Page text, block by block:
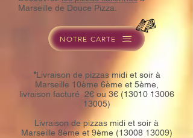
Marseille de Douce Pizza.
NOTRE CARTE
*Livraison de pizzas midi et soir à
Marseille 10ème 6ème et 5ème,
livraison facturé 2€ ou 3€ (13010 13006
13005)
Livraison de pizzas midi et soir à
Marseille 8ème et 9ème (13008 13009)